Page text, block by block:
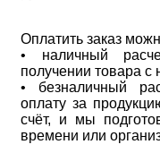
Оплатить заказ
• наличный
получении товара с
• безналичный
оплату за
счёт, и мы
времени или